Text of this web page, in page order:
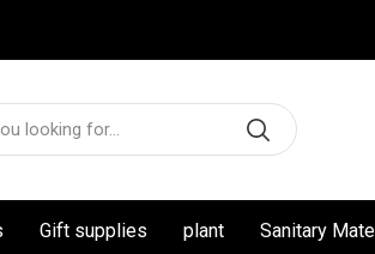
Gift supplies plant Sanitary